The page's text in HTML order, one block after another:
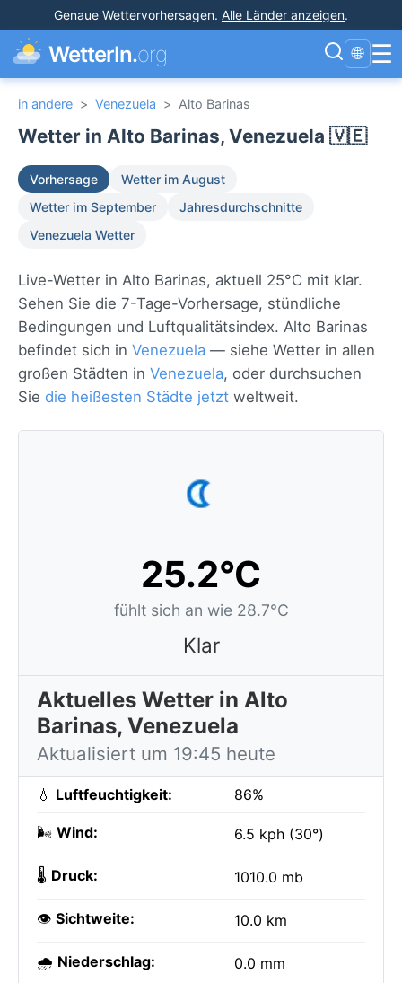
Genaue Wettervorhersagen. Alle Länder anzeigen.
WetterIn.org 🌐 ☰
in andere > Venezuela > Alto Barinas
Wetter in Alto Barinas, Venezuela 🇻🇪
Vorhersage
Wetter im August
Wetter im September
Jahresdurchschnitte
Venezuela Wetter
Live-Wetter in Alto Barinas, aktuell 25°C mit klar.
Sehen Sie die 7-Tage-Vorhersage, stündliche
Bedingungen und Luftqualitätsindex. Alto Barinas
befindet sich in Venezuela — siehe Wetter in allen
großen Städten in Venezuela, oder durchsuchen
Sie die heißesten Städte jetzt weltweit.
25.2°C
fühlt sich an wie 28.7°C
Klar
Aktuelles Wetter in Alto
Barinas, Venezuela
Aktualisiert um 19:45 heute
💧 Luftfeuchtigkeit: 86%
🌬️ Wind: 6.5 kph (30°)
🌡️ Druck: 1010.0 mb
👁️ Sichtweite: 10.0 km
🌧️ Niederschlag: 0.0 mm